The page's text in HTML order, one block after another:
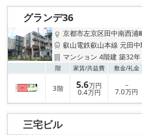
グランデ36
京都市左京区田中南西浦
叡山電鉄叡山本線 元田
マンション 4階建 築32年
階 家賃/共益費 敷金/礼金
3階 5.6万円
0.4万円
－
7.0万円
三宅ビル